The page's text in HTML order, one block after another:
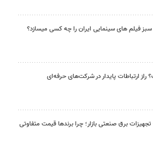
فیلم های سینمایی ایران را چه کسی میسازد؟
راز ارتباطات پایدار در شرکت‌های حرفه‌ای
برق صنعتی بازار؛ چرا برندها قیمت متفاوتی